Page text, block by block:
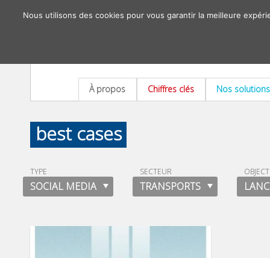
À propos Chiffres clés Nos solutions
best cases
TYPE
SOCIAL MEDIA
SECTEUR
TRANSPORTS
Nous utilisons des cookies pour vous garantir la meilleure